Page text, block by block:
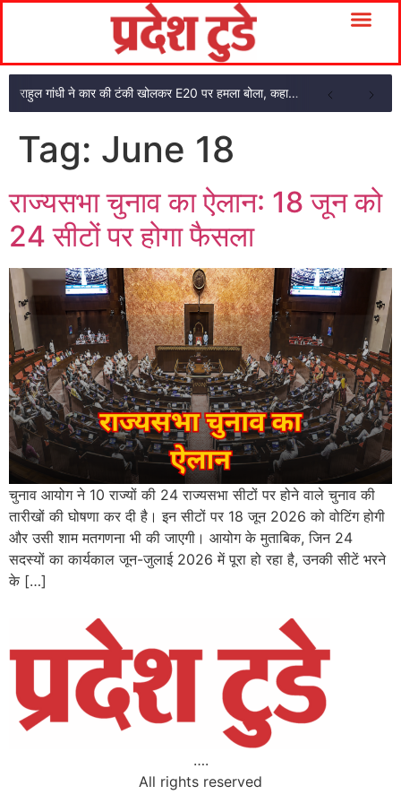
राहुल गांधी ने कार की टंकी खोलकर E20 पर हमला बोला, कहा- पूरी दाल ही काली है
Tag: June 18
राज्यसभा चुनाव का ऐलान: 18 जून को
24 सीटों पर होगा फैसला
चुनाव आयोग ने 10 राज्यों की 24 राज्यसभा सीटों पर होने वाले चुनाव की
तारीखों की घोषणा कर दी है। इन सीटों पर 18 जून 2026 को वोटिंग होगी
और उसी शाम मतगणना भी की जाएगी। आयोग के मुताबिक, जिन 24
सदस्यों का कार्यकाल जून-जुलाई 2026 में पूरा हो रहा है, उनकी सीटें भरने
के […]
….
All rights reserved